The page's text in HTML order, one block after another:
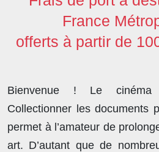
France
offerts à partir de
Bienvenue ! Le
Collectionner les documents
permet à l’amateur de
art. D’autant que de